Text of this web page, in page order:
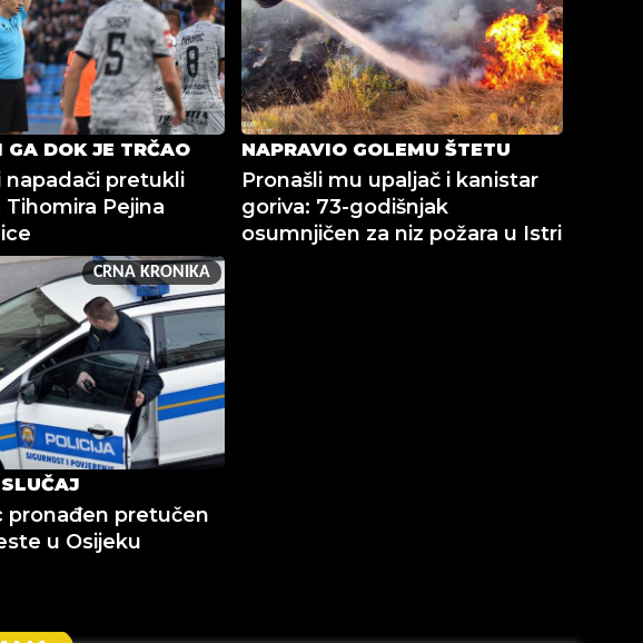
GA DOK JE TRČAO
napadači pretukli
Tihomira Pejina
NAPRAVIO GOLEMU ŠTETU
Pronašli mu upaljač i kanistar
goriva: 73-godišnjak
osumnjičen za niz požara u Istri
CRNA KRONIKA
pronađen pretučen
u Osijeku